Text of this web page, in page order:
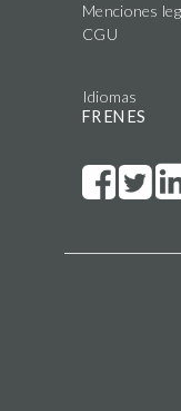
Menciones
CGU
Idiomas
FR EN ES